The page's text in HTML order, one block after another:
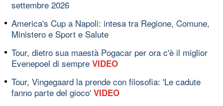
settembre 2026
America's Cup a Napoli: intesa tra Regione, Comune,
Ministero e Sport e Salute
Tour, dietro sua maestà Pogacar per ora c'è il miglior
Evenepoel di sempre VIDEO
Tour, Vingegaard la prende con filosofia: 'Le cadute
fanno parte del gioco' VIDEO